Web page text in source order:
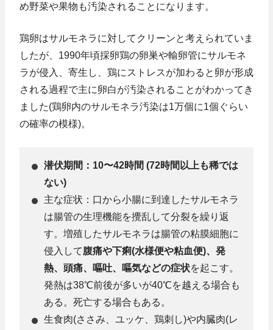
め野菜や果物も汚染されることになります。
鶏卵はサルモネラに対してクリーンと考えられていま
したが、1990年頃採卵鶏の卵巣や輸卵管にサルモネ
ラが侵入、寄生し、鶏にストレスが加わると卵が形成
される過程で主に卵白が汚染されることがわかってき
ました(鶏卵内のサルモネラ汚染は1万個に1個ぐらい
の確率の模様)。
潜伏期間：10〜42時間 (72時間以上も稀では
ない)
主な症状：口から小腸に到達したサルモネラ
は腸管の生理機能を攪乱して分裂を繰り返
す。増殖したサルモネラは腸管の粘膜細胞に
侵入して腹痛や下痢(水様便や粘血便)、発
熱、頭痛、嘔吐、嘔気などの症状を起こす。
発熱は38℃前後が多いが40℃を越える場合も
ある。死亡する場合もある。
生食肉(ささみ、ユッケ、鶏刺し)や内臓肉(レ